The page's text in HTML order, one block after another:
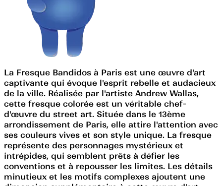
La Fresque Bandidos à Paris est une œuvre d'art
captivante qui évoque l'esprit rebelle et audacieux
de la ville. Réalisée par l'artiste Andrew Wallas,
cette fresque colorée est un véritable chef-
d'œuvre du street art. Située dans le 13ème
arrondissement de Paris, elle attire l'attention avec
ses couleurs vives et son style unique. La fresque
représente des personnages mystérieux et
intrépides, qui semblent prêts à défier les
conventions et à repousser les limites. Les détails
minutieux et les motifs complexes ajoutent une